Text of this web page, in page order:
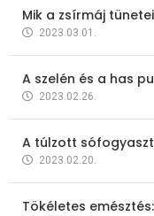
Mik a zsírmáj
2023.03.01.
A szelén és a has
2023.02.26.
A túlzott
2023.02.20.
Tökéletes